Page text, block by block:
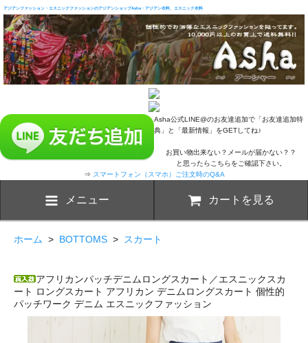
アジアンファッション・エスニックファッションのアジアンショップAsha・アジアン衣料、エスニック衣料
Asha公式LINE@のお友達追加で「お友達追加特
典」と「最新情報」をGETしてね♪
お買い物出来ない？メールが届かない？？
と思ったらこちらをご確認下さい。
⇒ スマートフォン（スマホ）ご注文時のQ&A
メニュー カートを見る
ホーム > BOTTOMS > スカート
アフリカンパッチデニムロングスカート／エスニックスカ
ート ロングスカート アフリカン デニムロングスカート 個性的
パッチワーク デニム エスニックファッション